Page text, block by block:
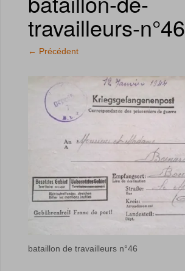
travailleurs-n°46
← Précédent
bataillon de travailleurs n°46